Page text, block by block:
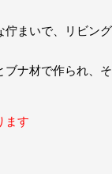
まいで、リビン
ナ材で作られ、
ます